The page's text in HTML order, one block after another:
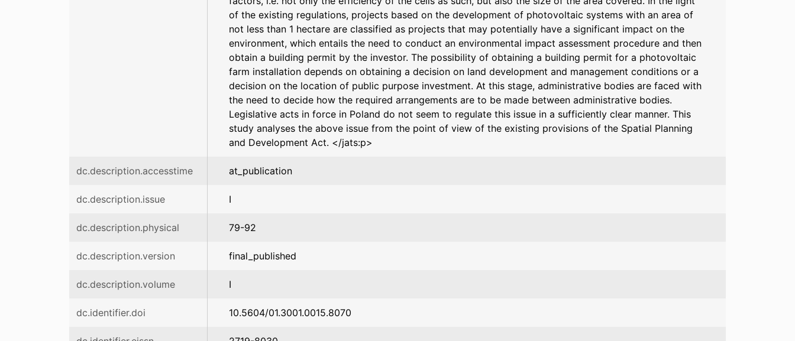
of the existing regulations, projects based on the development of photovoltaic systems with an area of
not less than 1 hectare are classified as projects that may potentially have a significant impact on the
environment, which entails the need to conduct an environmental impact assessment procedure and then
obtain a building permit by the investor. The possibility of obtaining a building permit for a photovoltaic
farm installation depends on obtaining a decision on land development and management conditions or a
decision on the location of public purpose investment. At this stage, administrative bodies are faced with
the need to decide how the required arrangements are to be made between administrative bodies.
Legislative acts in force in Poland do not seem to regulate this issue in a sufficiently clear manner. This
study analyses the above issue from the point of view of the existing provisions of the Spatial Planning
and Development Act. </jats:p>
dc.description.accesstime at_publication
dc.description.issue I
dc.description.physical 79-92
dc.description.version final_published
dc.description.volume I
dc.identifier.doi 10.5604/01.3001.0015.8070